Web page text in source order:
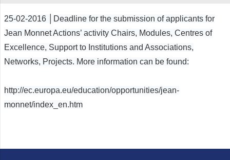
25-02-2016 │Deadline for the submission of applicants for
Jean Monnet Actions’ activity Chairs, Modules, Centres of
Excellence, Support to Institutions and Associations,
Networks, Projects. More information can be found:
http://ec.europa.eu/education/opportunities/jean-
monnet/index_en.htm